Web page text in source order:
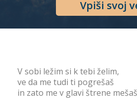
Vpiši svoj
V sobi ležim si k tebi želim,
ve da me tudi ti pogrešaš
in zato me v glavi štrene